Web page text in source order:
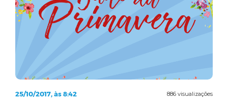
886 visualizações
25/10/2017, às 8:42